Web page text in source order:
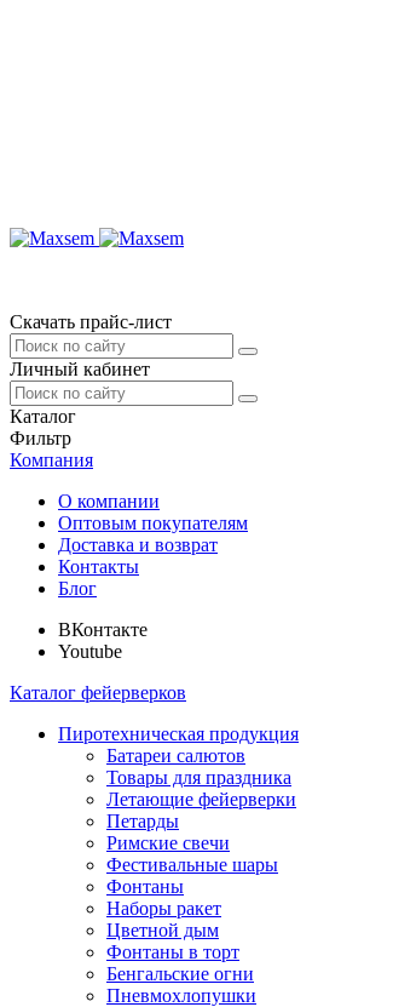
Скачать прайс-лист
Личный кабинет
Каталог
Фильтр
Компания
О компании
Оптовым покупателям
Доставка и возврат
Контакты
Блог
ВКонтакте
Youtube
Каталог фейерверков
Пиротехническая продукция
Батареи салютов
Товары для праздника
Летающие фейерверки
Петарды
Римские свечи
Фестивальные шары
Фонтаны
Наборы ракет
Цветной дым
Фонтаны в торт
Бенгальские огни
Пневмохлопушки